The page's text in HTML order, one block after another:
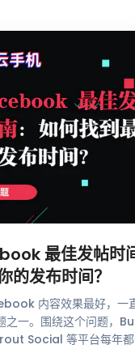
最佳发帖时
的发布时间？
内容效果最好，
之一。围绕这个问题，
Social 等平台每年都